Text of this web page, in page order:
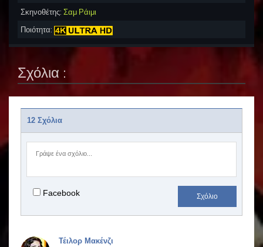
Σκηνοθέτης: Σαμ Ράιμι
Ποιότητα:
Σχόλια :
12 Σχόλια
Facebook Σχόλιο
Τέιλορ Μακένζι